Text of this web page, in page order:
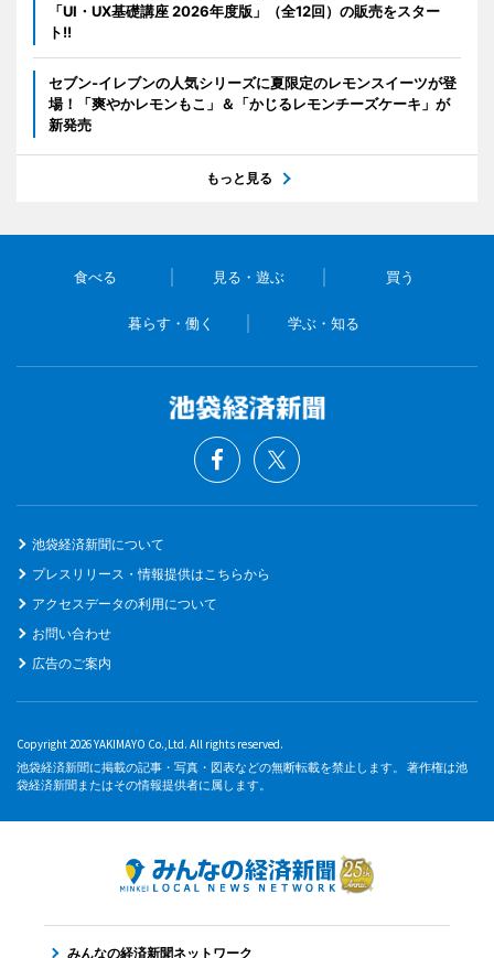
「UI・UX基礎講座 2026年度版」（全12回）の販売をスター
ト!!
セブン‐イレブンの人気シリーズに夏限定のレモンスイーツが登
場！「爽やかレモンもこ」＆「かじるレモンチーズケーキ」が
新発売
もっと見る
食べる 見る・遊ぶ 買う
暮らす・働く 学ぶ・知る
池袋経済新聞について
プレスリリース・情報提供はこちらから
アクセスデータの利用について
お問い合わせ
広告のご案内
Copyright 2026 YAKIMAYO Co.,Ltd. All rights reserved.
池袋経済新聞に掲載の記事・写真・図表などの無断転載を禁止します。 著作権は池
袋経済新聞またはその情報提供者に属します。
みんなの経済新聞ネットワーク